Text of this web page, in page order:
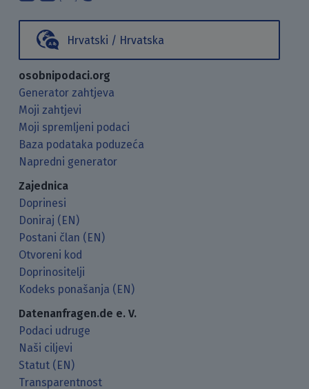
Hrvatski / Hrvatska
osobnipodaci.org
Generator zahtjeva
Moji zahtjevi
Moji spremljeni podaci
Baza podataka poduzeća
Napredni generator
Zajednica
Doprinesi
Doniraj (EN)
Postani član (EN)
Otvoreni kod
Doprinositelji
Kodeks ponašanja (EN)
Datenanfragen.de e. V.
Podaci udruge
Naši ciljevi
Statut (EN)
Transparentnost